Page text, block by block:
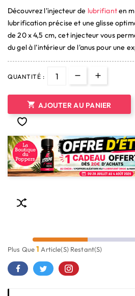
Découvrez l'injecteur de lubrifianten
lubrification précise et une glisse
de 20 x 4,5 cm, cet injecteur vous
du gel à l'intérieur de l'anus pour une
QUANTITÉ :
 AJOUTER AU PANIER
Plus Que1 Article(s) Restant(s)